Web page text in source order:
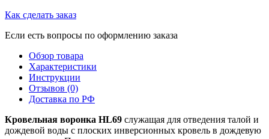
Как сделать заказ
Если есть вопросы по оформлению заказа
Обзор товара
Характеристики
Инструкции
Отзывов (0)
Доставка по РФ
Кровельная воронка HL69 служащая для отведения талой и
дождевой воды с плоских инверсионных кровель в дождевую